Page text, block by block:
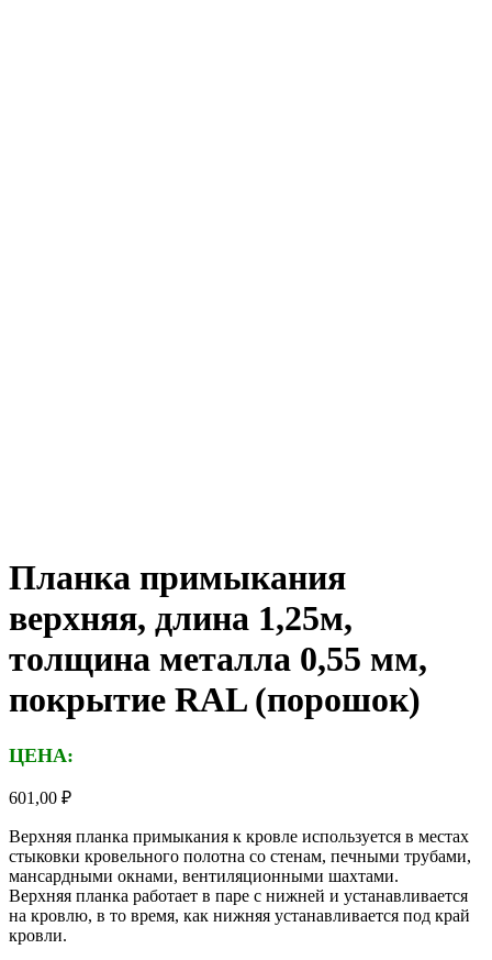
Планка примыкания
верхняя, длина 1,25м,
толщина металла 0,55 мм,
покрытие RAL (порошок)
ЦЕНА:
601,00 ₽
Верхняя планка примыкания к кровле используется в местах
стыковки кровельного полотна со стенам, печными трубами,
мансардными окнами, вентиляционными шахтами.
Верхняя планка работает в паре с нижней и устанавливается
на кровлю, в то время, как нижняя устанавливается под край
кровли.